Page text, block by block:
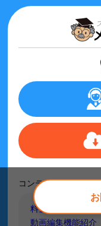
コンテンツ
料金プラン
動画編集機能紹介